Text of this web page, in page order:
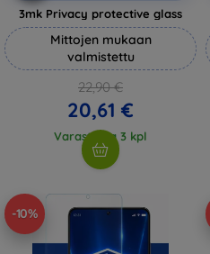
3mk Privacy protective glass
Mittojen mukaan
valmistettu
22,90 €
20,61 €
Varastossa 3 kpl
-10%